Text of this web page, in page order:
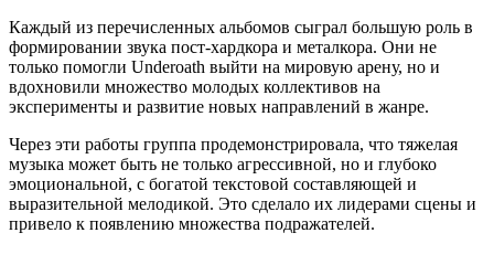
Каждый из перечисленных альбомов сыграл большую роль в
формировании звука пост-хардкора и металкора. Они не
только помогли Underoath выйти на мировую арену, но и
вдохновили множество молодых коллективов на
эксперименты и развитие новых направлений в жанре.
Через эти работы группа продемонстрировала, что тяжелая
музыка может быть не только агрессивной, но и глубоко
эмоциональной, с богатой текстовой составляющей и
выразительной мелодикой. Это сделало их лидерами сцены и
привело к появлению множества подражателей.